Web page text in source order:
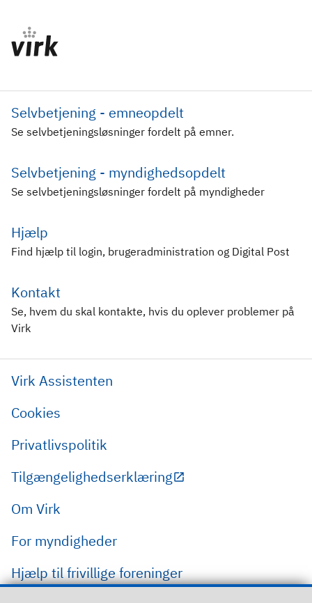
Selvbetjening - emneopdelt
Se selvbetjeningsløsninger fordelt på emner.
Selvbetjening - myndighedsopdelt
Se selvbetjeningsløsninger fordelt på myndigheder
Hjælp
Find hjælp til login, brugeradministration og Digital Post
Kontakt
Se, hvem du skal kontakte, hvis du oplever problemer på
Virk
Virk Assistenten
Cookies
Privatlivspolitik
Tilgængelighedserklæring
Om Virk
For myndigheder
Hjælp til frivillige foreninger